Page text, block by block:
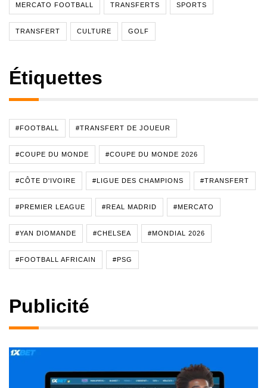
MERCATO FOOTBALL TRANSFERTS SPORTS
TRANSFERT CULTURE GOLF
Étiquettes
#FOOTBALL #TRANSFERT DE JOUEUR
#COUPE DU MONDE #COUPE DU MONDE 2026
#CÔTE D'IVOIRE #LIGUE DES CHAMPIONS #TRANSFERT
#PREMIER LEAGUE #REAL MADRID #MERCATO
#YAN DIOMANDE #CHELSEA #MONDIAL 2026
#FOOTBALL AFRICAIN #PSG
Publicité